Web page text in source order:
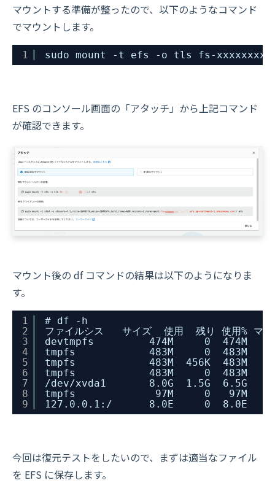
マウントする準備が整ったので、以下のようなコマンド
でマウントします。
1 sudo mount -t efs -o tls fs-
EFS のコンソール画面の「アタッチ」から上記コマンド
が確認できます。
マウント後の df コマンドの結果は以下のようになりま
す。
1
2
3
4
5
6
7
8
9
# df -h
ファイルシス   サイズ  使用  残り 使用% マウ
devtmpfs         474M     0  474M
tmpfs            483M     0  483M
tmpfs            483M  456K  483M
tmpfs            483M     0  483M
/dev/xvda1       8.0G  1.5G  6.5G
tmpfs             97M     0   97M
127.0.0.1:/      8.0E     0  8.0E
今回は復元テストをしたいので、まずは適当なファイル
を EFS に保存します。